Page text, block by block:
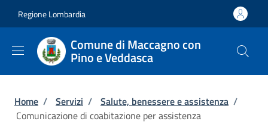
Regione Lombardia
Comune di Maccagno con
Pino e Veddasca
Briciole di pane
Home / Servizi / Salute, benessere e assistenza /
Comunicazione di coabitazione per assistenza